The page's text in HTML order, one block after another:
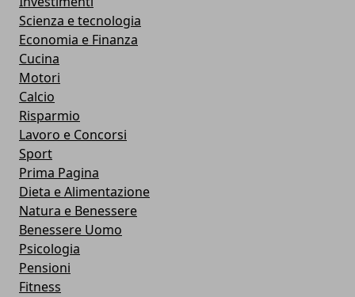
Scienza e tecnologia
Economia e Finanza
Cucina
Motori
Calcio
Risparmio
Lavoro e Concorsi
Sport
Prima Pagina
Dieta e Alimentazione
Natura e Benessere
Benessere Uomo
Psicologia
Pensioni
Fitness